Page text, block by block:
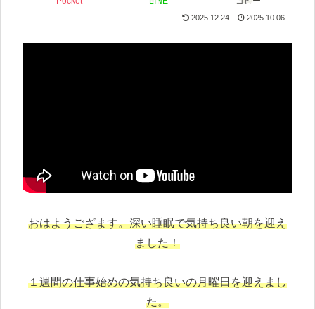
2025.12.24 2025.10.06
おはようござます。深い睡眠で気持ち良い朝を迎え
ました！
１週間の仕事始めの気持ち良いの月曜日を迎えまし
た。